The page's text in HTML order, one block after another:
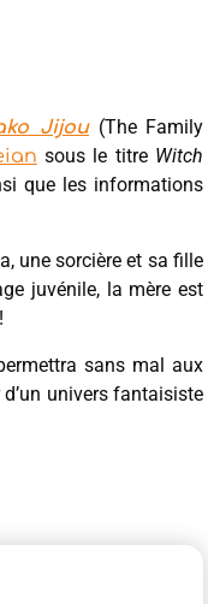
Jijou(The Family
sous le titre Witch
que les informations
une sorcière et sa fille
juvénile, la mère est
sans mal aux
univers fantaisiste